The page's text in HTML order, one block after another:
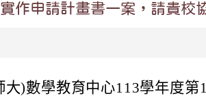
作申請計畫書一案，請貴校
)數學教育中心113學年度第1